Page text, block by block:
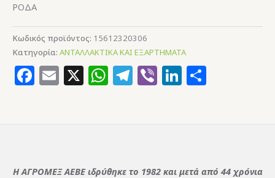
ΡΟΔΑ
Κωδικός προϊόντος: 15612320306
Κατηγορία: ΑΝΤΑΛΛΑΚΤΙΚΑ ΚΑΙ ΕΞΑΡΤΗΜΑΤΑ
Facebook
Email
X WhatsApp
Telegram
ViberLinkedIn
Η ΑΓΡΟΜΕΞ ΑΕΒΕ ιδρύθηκε το 1982 και μετά από 44 χρόνια